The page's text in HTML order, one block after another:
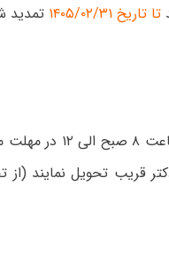
تا تاریخ ۱۴۰۵/۰۲/۳۱ تمدید
به صورت حضوری روزهای شنبه؛
قریب تحویل نمایند (از